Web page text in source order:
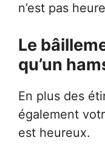
n’est pas
Le
qu’un
En plus des
également
est heureux.